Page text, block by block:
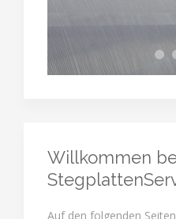
Willkommen
Auf den folgenden